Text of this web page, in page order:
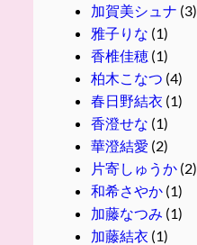
加賀美シュナ (3)
雅子りな (1)
香椎佳穂(1)
柏木こなつ (4)
春日野結衣 (1)
香澄せな (1)
華澄結愛 (2)
片寄しゅうか(2)
和希さやか(1)
加藤なつみ (1)
加藤結衣 (1)